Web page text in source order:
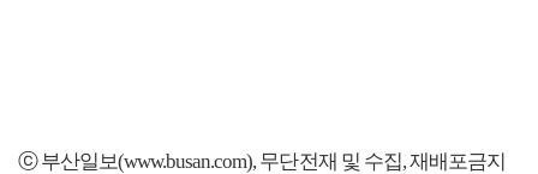
ⓒ 부산일보(www.busan.com), 무단전재 및 수집, 재배포금지